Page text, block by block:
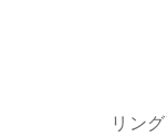
リン